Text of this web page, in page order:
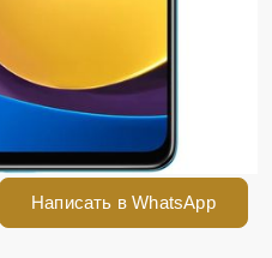
Написать в WhatsApp